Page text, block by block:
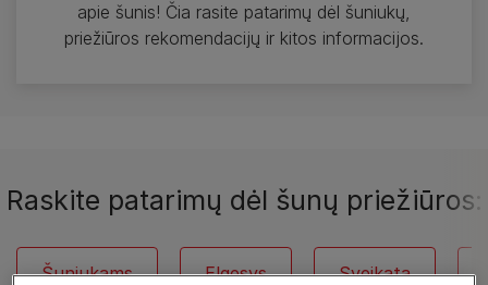
apie šunis! Čia rasite patarimų dėl šuniukų,
priežiūros rekomendacijų ir kitos informacijos.
Raskite patarimų dėl šunų priežiūros:
Šuniukams Elgesys Sveikata